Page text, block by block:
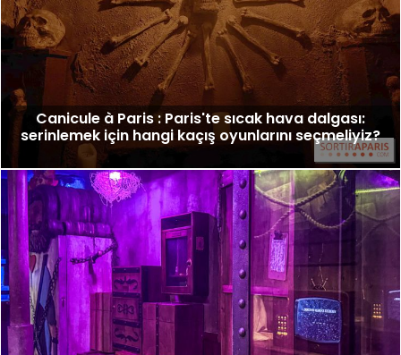
Canicule à Paris : Paris'te sıcak hava dalgası:
serinlemek için hangi kaçış oyunlarını seçmeliyiz?